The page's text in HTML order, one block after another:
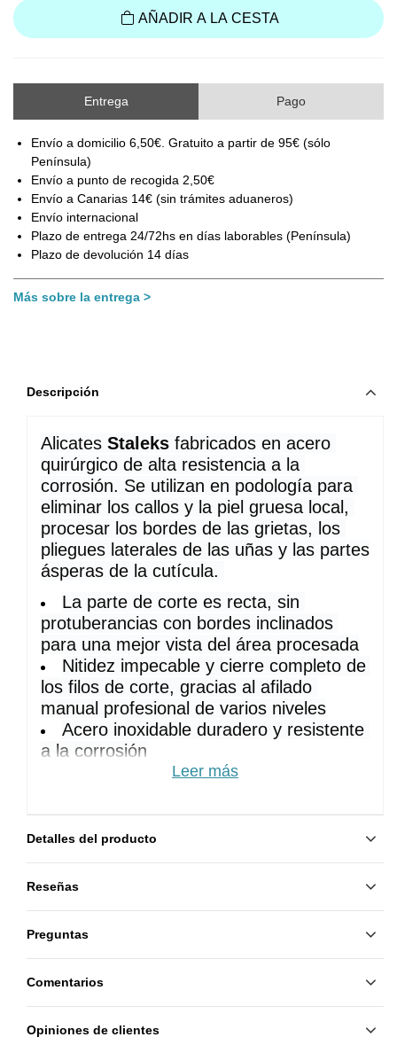
AÑADIR A LA CESTA
Entrega Pago
Envío a domicilio 6,50€. Gratuito a partir de 95€ (sólo
Península)
Envío a punto de recogida 2,50€
Envío a Canarias 14€ (sin trámites aduaneros)
Envío internacional
Plazo de entrega 24/72hs en días laborables (Península)
Plazo de devolución 14 días
Más sobre la entrega
Descripción
Alicates Staleks fabricados en acero
quirúrgico de alta resistencia a la
corrosión. Se utilizan en podología para
eliminar los callos y la piel gruesa local,
procesar los bordes de las grietas, los
pliegues laterales de las uñas y las partes
ásperas de la cutícula. ️
La parte de corte es recta, sin
protuberancias con bordes inclinados
para una mejor vista del área procesada
Nitidez impecable y cierre completo de
los filos de corte, gracias al afilado
manual profesional de varios niveles
Acero inoxidable duradero y resistente
a la corrosión
Sujetos a todo tipo de esterilización y
Tapa protectora para el
almacenamiento seguro de la
Medida de hojas:
Leer más
Detalles del producto
Reseñas
Preguntas
Comentarios
Opiniones de clientes